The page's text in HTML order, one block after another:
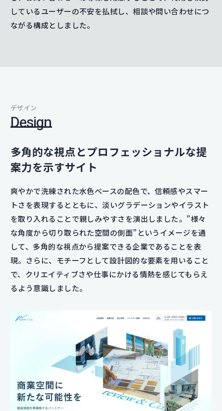
しているユーザーの不安を払拭し、相談や問い合わせにつ
ながる構成としました。
デザイン
Design
多角的な視点とプロフェッショナルな提
案力を示すサイト
爽やかで洗練された水色ベースの配色で、信頼感やスマー
トさを表現するとともに、淡いグラデーションやイラスト
を取り入れることで親しみやすさを演出しました。”様々
な角度から切り取られた空間の側面”というイメージを通
して、多角的な視点から提案できる企業であることを表
現。さらに、モチーフとして設計図的な要素を用いること
で、クリエイティブさや仕事にかける情熱を感じてもらえ
るよう意識しました。